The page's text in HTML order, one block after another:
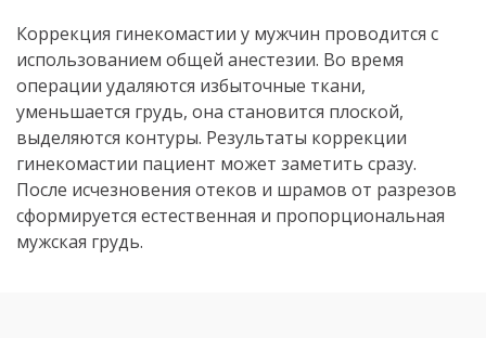
Коррекция гинекомастии у мужчин проводится с
использованием общей анестезии. Во время
операции удаляются избыточные ткани,
уменьшается грудь, она становится плоской,
выделяются контуры. Результаты коррекции
гинекомастии пациент может заметить сразу.
После исчезновения отеков и шрамов от разрезов
сформируется естественная и пропорциональная
мужская грудь.